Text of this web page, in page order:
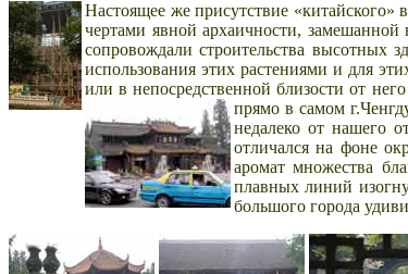
Настоящее же присутствие «китайского»
чертами явной архаичности, замешанной
сопровождали строительства высотных
использования этих растениями и для
или в непосредственной близости от
прямо в самом
недалеко от нашего
отличался на фоне
аромат множества
плавных линий
большого города